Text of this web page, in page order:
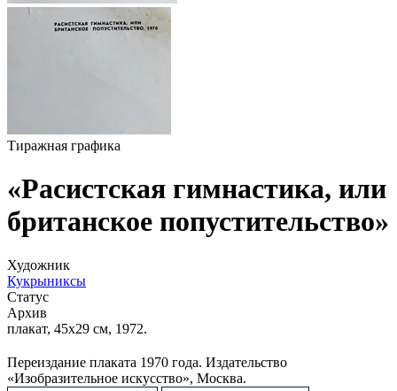
Тиражная графика
«Расистская гимнастика, или
британское попустительство»
Художник
Кукрыниксы
Статус
Архив
плакат, 45х29 см, 1972.
Переиздание плаката 1970 года. Издательство
«Изобразительное искусство», Москва.